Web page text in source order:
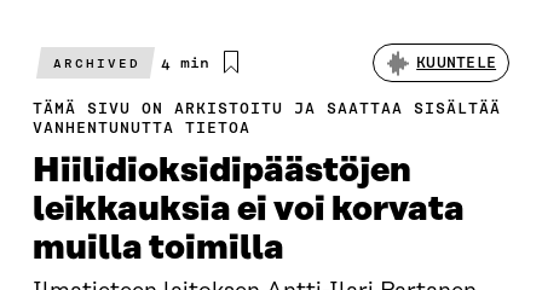
ARCHIVED
Arvioitu
4 min KUUNTELE
TÄMÄ SIVU ON ARKISTOITU JA SAATTAA SISÄLTÄÄ
VANHENTUNUTTA TIETOA
Hiilidioksidipäästöjen
leikkauksia ei voi korvata
muilla toimilla